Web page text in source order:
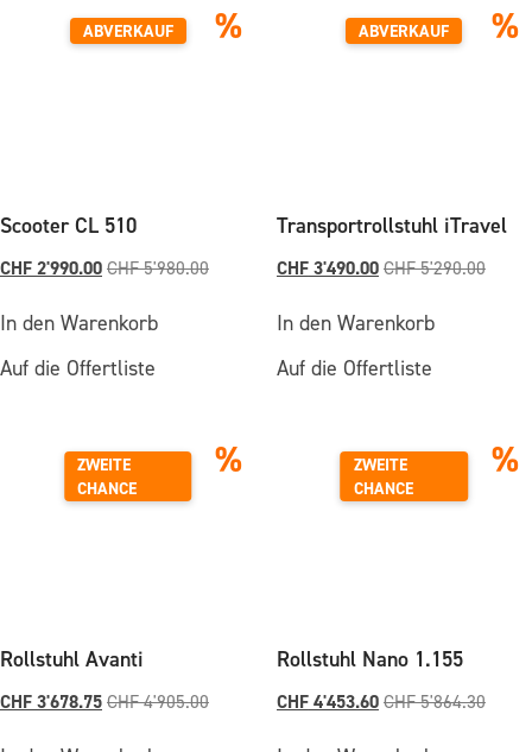
ABVERKAUF %
Scooter CL 510
CHF2'990.00 CHF5'980.00
In den Warenkorb
Auf die Offertliste
ABVERKAUF %
Transportrollstuhl iTravel
CHF3'490.00 CHF5'290.00
In den Warenkorb
Auf die Offertliste
ZWEITE
CHANCE
%
Rollstuhl Avanti
CHF3'678.75 CHF4'905.00
ZWEITE
CHANCE
%
Rollstuhl Nano 1.155
CHF4'453.60 CHF5'864.30